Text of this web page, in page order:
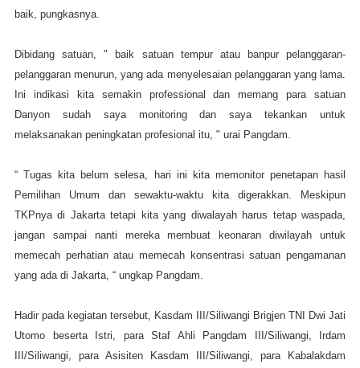
baik, pungkasnya.
Dibidang satuan, " baik satuan tempur atau banpur pelanggaran-
pelanggaran menurun, yang ada menyelesaian pelanggaran yang lama.
Ini indikasi kita semakin professional dan memang para satuan
Danyon sudah saya monitoring dan saya tekankan untuk
melaksanakan peningkatan profesional itu, " urai Pangdam.
“ Tugas kita belum selesa, hari ini kita memonitor penetapan hasil
Pemilihan Umum dan sewaktu-waktu kita digerakkan. Meskipun
TKPnya di Jakarta tetapi kita yang diwalayah harus tetap waspada,
jangan sampai nanti mereka membuat keonaran diwilayah untuk
memecah perhatian atau memecah konsentrasi satuan pengamanan
yang ada di Jakarta, “ ungkap Pangdam.
Hadir pada kegiatan tersebut, Kasdam III/Siliwangi Brigjen TNI Dwi Jati
Utomo beserta Istri, para Staf Ahli Pangdam III/Siliwangi, Irdam
III/Siliwangi, para Asisiten Kasdam III/Siliwangi, para Kabalakdam